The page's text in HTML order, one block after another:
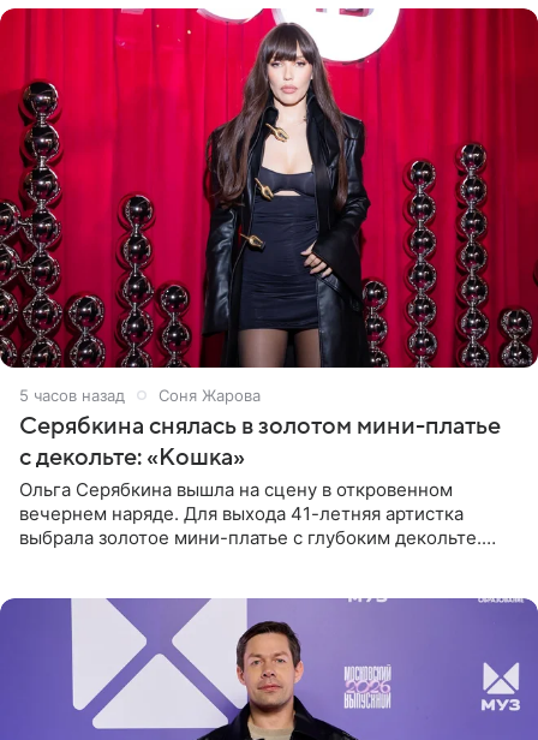
5 часов назад Соня Жарова
Серябкина снялась в золотом мини-платье
с декольте: «Кошка»
Ольга Серябкина вышла на сцену в откровенном
вечернем наряде. Для выхода 41-летняя артистка
выбрала золотое мини-платье с глубоким декольте.